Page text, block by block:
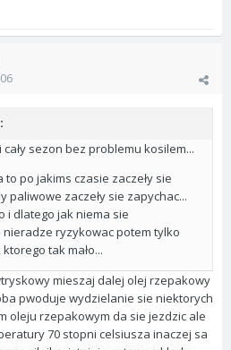
cały sezon bez problemu kosilem...
to po jakims czasie zaczeły sie
zaczeły sie zapychac...
i dlatego jak niema sie
ryzykowac potem tylko
tak mało...
mieszaj dalej olej rzepakowy
pwoduje wydzielanie sie niektorych
oleju rzepakowym da sie jezdzic ale
70 stopni celsiusza inaczej sa